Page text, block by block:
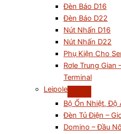
Đèn Báo D16
Đèn Báo D22
Nút Nhấn D16
Nút Nhấn D22
Phụ Kiện Cho
Rơle Trung Gian
Terminal
Leipole
Bộ Ổn Nhiệt, Độ
Đèn Tủ Điện –
Domino – Đầu